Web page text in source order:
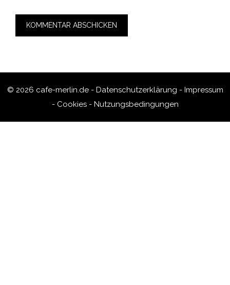
© 2026 cafe-merlin.de - Datenschutzerklärung - Impressum
- Cookies- Nutzungsbedingungen